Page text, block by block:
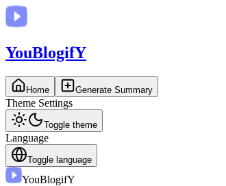
YouBlogifY
Home Generate Summary
Theme Settings
Toggle theme
Language
Toggle language
YouBlogifY